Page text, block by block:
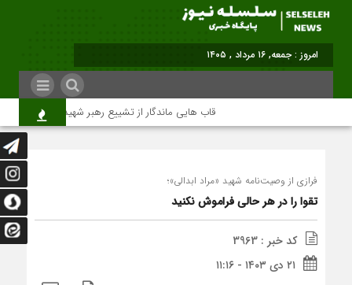
برابر با : Friday - 7 Au
قاب هایی ماندگار از تشییع رهبر شهید در تهران
فرازی از وصیت‌نامه شهید «مراد ابدالی»؛
تقوا را در هر حالی فراموش نکنید
کد خبر : 3963
۲۱ دی ۱۴۰۳ - ۱۱:۱۶